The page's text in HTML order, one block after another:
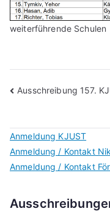
weiterführende Schulen
Ausschreibung 157.
Anmeldung KJUST
Anmeldung / Kontakt
Anmeldung / Kontakt